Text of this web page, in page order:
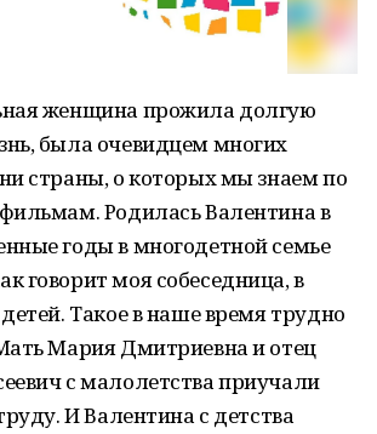
женщина прожила долгую
была очевидцем многих
страны, о которых мы знаем по
Родилась Валентина в
годы в многодетной семье
говорит моя собеседница, в
Такое в наше время трудно
Мария Дмитриевна и отец
с малолетства приучали
И Валентина с детства